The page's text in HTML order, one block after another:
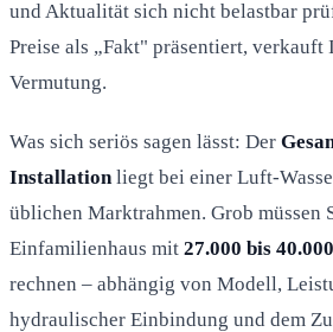
und Aktualität sich nicht belastbar
Preise als „Fakt" präsentiert,
Vermutung.
Was sich seriös sagen lässt: Der
Installation liegt bei einer Luft-
üblichen Marktrahmen. Grob müssen
Einfamilienhaus mit 27.000 bis
rechnen – abhängig von Modell,
hydraulischer Einbindung und dem